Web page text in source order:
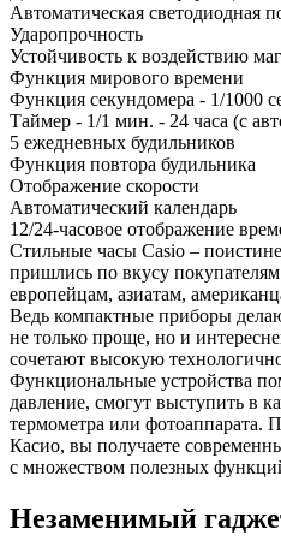
Автоматическая светодиодная
Ударопрочность
Устойчивость к воздействию
Функция мирового времени
Функция секундомера - 1/1000
Таймер - 1/1 мин. - 24 часа (с
5 ежедневных будильников
Функция повтора будильника
Отображение скорости
Автоматический календарь
12/24-часовое отображение
Стильные часы Casio –
пришлись по вкусу
европейцам, азиатам,
Ведь компактные приборы
не только проще, но и
сочетают высокую
Функциональные устройства
давление, смогут выступить в
термометра или фотоаппарата.
Касио, вы получаете
с множеством полезных
Незаменимый